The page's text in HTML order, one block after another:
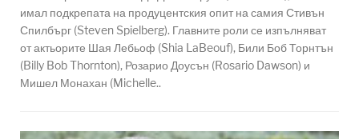
имал подкрепата на продуцентския опит на самия Стивън
Спилбърг (Steven Spielberg). Главните роли се изпълняват
от актьорите Шая Лебьоф (Shia LaBeouf), Били Боб Торнтън
(Billy Bob Thornton), Розарио Доусън (Rosario Dawson) и
Мишел Монахан (Michelle..